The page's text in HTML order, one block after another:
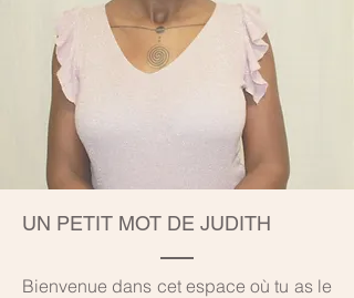
UN PETIT MOT DE JUDITH
Bienvenue dans cet espace où tu as le